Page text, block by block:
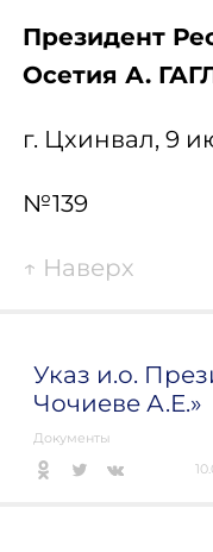
Президент
Осетия А.
г. Цхинвал, 9
№139
↑ Наверх
Указ и.о.
Чочиеве А.Е.»
Документы